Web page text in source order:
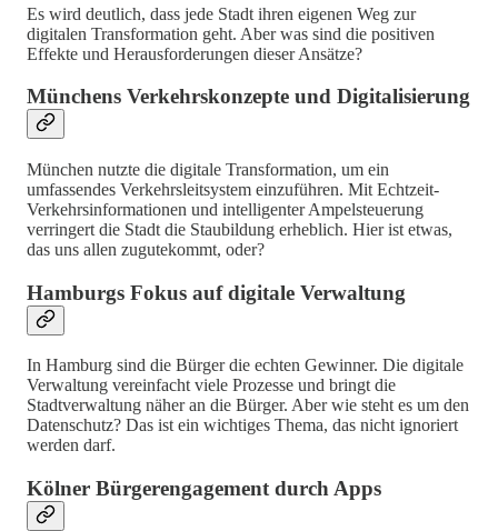
Es wird deutlich, dass jede Stadt ihren eigenen Weg zur
digitalen Transformation geht. Aber was sind die positiven
Effekte und Herausforderungen dieser Ansätze?
Münchens Verkehrskonzepte und Digitalisierung
München nutzte die digitale Transformation, um ein
umfassendes Verkehrsleitsystem einzuführen. Mit Echtzeit-
Verkehrsinformationen und intelligenter Ampelsteuerung
verringert die Stadt die Staubildung erheblich. Hier ist etwas,
das uns allen zugutekommt, oder?
Hamburgs Fokus auf digitale Verwaltung
In Hamburg sind die Bürger die echten Gewinner. Die digitale
Verwaltung vereinfacht viele Prozesse und bringt die
Stadtverwaltung näher an die Bürger. Aber wie steht es um den
Datenschutz? Das ist ein wichtiges Thema, das nicht ignoriert
werden darf.
Kölner Bürgerengagement durch Apps